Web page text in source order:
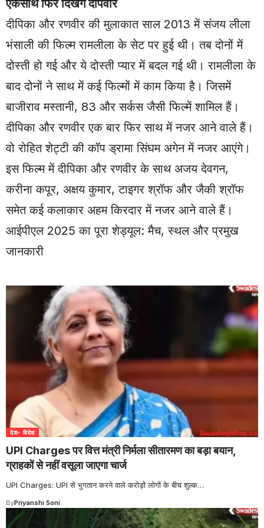
एकसाथ फिर दिखेंगे दीपवीर
दीपिका और रणवीर की मुलाकात साल 2013 में संजय लीला
भंसाली की फिल्म रामलीला के सेट पर हुई थी। तब दोनों में
दोस्ती हो गई और ये दोस्ती प्यार में बदल गई थी। रामलीला के
बाद दोनों ने साथ में कई फिल्मों में काम किया है। जिसमें
बाजीराव मस्तानी, 83 और सर्कस जैसी फिल्में शामिल हैं।
दीपिका और रणवीर एक बार फिर साथ में नजर आने वाले हैं।
वो रोहित शेट्टी की कॉप ड्रामा सिंघम अगेन में नजर आएंगे।
इस फिल्म में दीपिका और रणवीर के साथ अजय देवगन,
करीना कपूर, अक्षय कुमार, टाइगर श्रॉफ और जैकी श्रॉफ
समेत कई कलाकार अहम किरदार में नजर आने वाले हैं।
आईपीएल 2025 का पूरा शेड्यूल: मैच, स्थल और प्रमुख
जानकारी
देश- विदेश
UPI Charges पर वित्त मंत्री निर्मला सीतारमण का बड़ा बयान,
ग्राहकों से नहीं वसूला जाएगा चार्ज
UPI Charges: UPI से भुगतान करने वाले करोड़ों लोगों के बीच शुल्क…
ByPriyanshi Soni